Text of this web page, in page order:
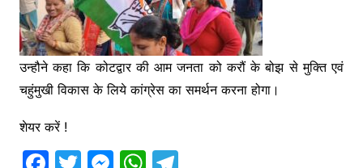
उन्हौने कहा कि कोटद्वार की आम जनता को करौं के बोझ से मुक्ति एवं
चहुंमुखी विकास के लिये कांग्रेस का समर्थन करना होगा।
शेयर करें !